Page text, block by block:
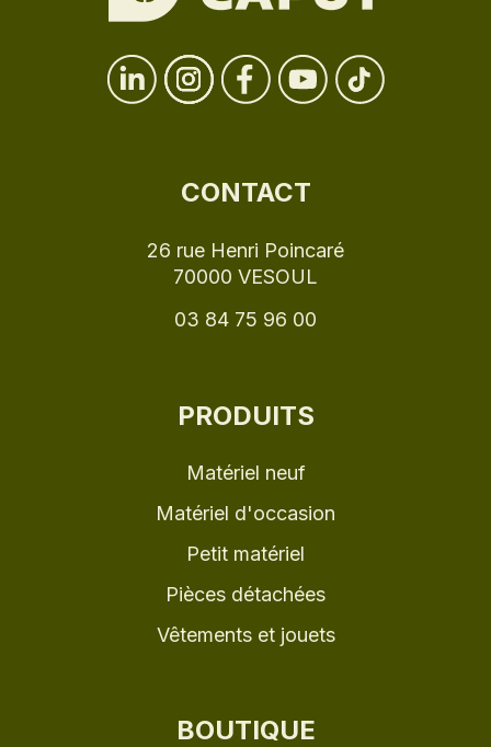
CONTACT
26 rue Henri Poincaré
70000 VESOUL
03 84 75 96 00
PRODUITS
Matériel neuf
Matériel d'occasion
Petit matériel
Pièces détachées
Vêtements et jouets
BOUTIQUE